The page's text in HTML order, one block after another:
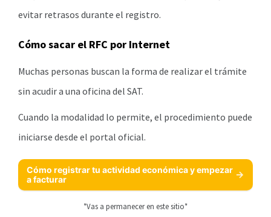
evitar retrasos durante el registro.
Cómo sacar el RFC por Internet
Muchas personas buscan la forma de realizar el trámite
sin acudir a una oficina del SAT.
Cuando la modalidad lo permite, el procedimiento puede
iniciarse desde el portal oficial.
Cómo registrar tu actividad económica y empezar
a facturar
*Vas a permanecer en este sitio*